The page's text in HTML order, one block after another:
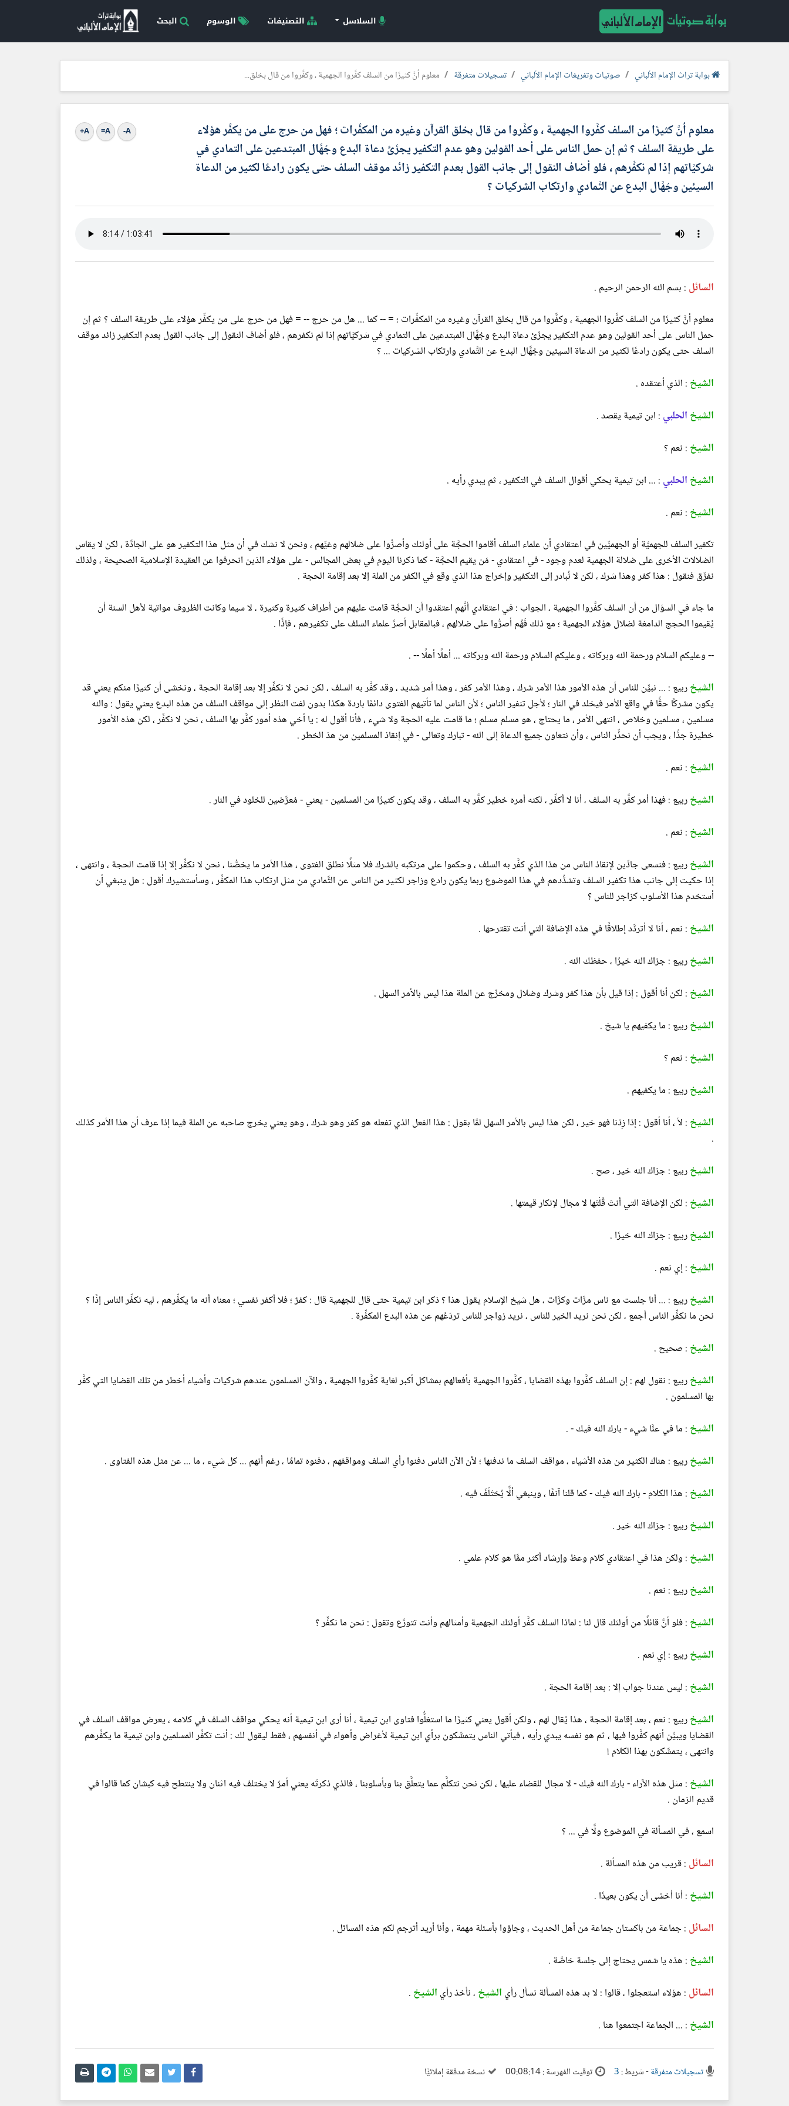
السلاسل التصنيفات الوسوم البحث
بوابة تراث الإمام الألباني صوتيات وتفريغات الإمام الألباني تسجيلات متفرقة معلوم أنَّ كثيرًا من السلف كفَّروا الجهمية ، وكفَّروا من قال بخلق...
معلوم أنَّ كثيرًا من السلف كفَّروا الجهمية ، وكفَّروا من قال بخلق القرآن وغيره من المكفِّرات ؛ فهل من حرج على من يكفِّر هؤلاء
على طريقة السلف ؟ ثم إن حمل الناس على أحد القولين وهو عدم التكفير يجرِّئ دعاة البدع وجُهَّال المبتدعين على التمادي في
شركيَّاتهم إذا لم نكفِّرهم ، فلو أضاف النقول إلى جانب القول بعدم التكفير زائد موقف السلف حتى يكون رادعًا لكثير من الدعاة
السيئين وجُهَّال البدع عن التَّمادي وارتكاب الشركيات ؟
A-
A=
A+
السائل : بسم الله الرحمن الرحيم .
معلوم أنَّ كثيرًا من السلف كفَّروا الجهمية ، وكفَّروا من قال بخلق القرآن وغيره من المكفِّرات ؛ = -- كما ... هل من حرج -- = فهل من حرج على من يكفِّر هؤلاء على طريقة السلف ؟ ثم إن
حمل الناس على أحد القولين وهو عدم التكفير يجرِّئ دعاة البدع وجُهَّال المبتدعين على التمادي في شركيَّاتهم إذا لم نكفرهم ، فلو أضاف النقول إلى جانب القول بعدم التكفير زائد موقف
السلف حتى يكون رادعًا لكثير من الدعاة السيئين وجُهَّال البدع عن التَّمادي وارتكاب الشركيات ... ؟
الشيخ : الذي أعتقده .
الشيخ الحلبي : ابن تيمية يقصد .
الشيخ : نعم ؟
الشيخ الحلبي : ... ابن تيمية يحكي أقوال السلف في التكفير ، ثم يبدي رأيه .
الشيخ : نعم .
تكفير السلف للجهميَّة أو الجهميِّين في اعتقادي أن علماء السلف أقاموا الحجَّة على أولئك وأصرُّوا على ضلالهم وغيِّهم ، ونحن لا نشك في أن مثل هذا التكفير هو على الجادَّة ، لكن لا يقاس
الضلالات الأخرى على ضلالة الجهمية لعدم وجود - في اعتقادي - مَن يقيم الحجَّة - كما ذكرنا اليوم في بعض المجالس - على هؤلاء الذين انحرفوا عن العقيدة الإسلامية الصحيحة ، ولذلك
نفرِّق فنقول : هذا كفر وهذا شرك ، لكن لا نُبادر إلى التكفير وإخراج هذا الذي وقع في الكفر من الملة إلا بعد إقامة الحجة .
ما جاء في السؤال من أن السلف كفَّروا الجهمية ، الجواب : في اعتقادي أنَّهم اعتقدوا أن الحجَّة قامت عليهم من أطراف كثيرة وكثيرة ، لا سيما وكانت الظروف مواتية لأهل السنة أن
يُقيموا الحجج الدامغة لضلال هؤلاء الجهمية ؛ مع ذلك فَهُم أصرُّوا على ضلالهم ، فبالمقابل أصرَّ علماء السلف على تكفيرهم ، فإذًا .
-- وعليكم السلام ورحمة الله وبركاته ، وعليكم السلام ورحمة الله وبركاته ... أهلًا أهلًا -- .
الشيخربيع : ... نبيِّن للناس أن هذه الأمور هذا الأمر شرك ، وهذا الأمر كفر ، وهذا أمر شديد ، وقد كفَّر به السلف ، لكن نحن لا نكفِّر إلا بعد إقامة الحجة ، ونخشى أن كثيرًا منكم يعني قد
يكون مشركًا حقًّا في واقع الأمر فيخلد في النار ؛ لأجل تنفير الناس ؛ لأن الناس لما تأتيهم الفتوى دائمًا باردة هكذا بدون لفت النظر إلى مواقف السلف من هذه البدع يعني يقول : والله
مسلمين ، مسلمين وخلاص ، انتهى الأمر ، ما يحتاج ، هو مسلم مسلم ؛ ما قامت عليه الحجة ولا شيء ، فأنا أقول له : يا أخي هذه أمور كفَّر بها السلف ، نحن لا نكفِّر ، لكن هذه الأمور
خطيرة جدًّا ، ويجب أن نحذِّر الناس ، وأن نتعاون جميع الدعاة إلى الله - تبارك وتعالى - في إنقاذ المسلمين من هذ الخطر .
الشيخ : نعم .
الشيخربيع : فهذا أمر كفَّر به السلف ، أنا لا أكفِّر ، لكنه أمره خطير كفَّر به السلف ، وقد يكون كثيرًا من المسلمين - يعني - مُعرَّضين للخلود في النار .
الشيخ : نعم .
الشيخربيع : فنسعى جادِّين لإنقاذ الناس من هذا الذي كفَّر به السلف ، وحكموا على مرتكبه بالشرك فلا مثلًا نطلق الفتوى ، هذا الأمر ما يخصُّنا ، نحن لا نكفِّر إلا إذا قامت الحجة ، وانتهى ،
إذا حكيت إلى جانب هذا تكفير السلف وتشدُّدهم في هذا الموضوع ربما يكون رادع وزاجر لكثير من الناس عن التَّمادي من مثل ارتكاب هذا المكفِّر ، وسأستشيرك أقول : هل ينبغي أن
أستخدم هذا الأسلوب كزاجر للناس ؟
الشيخ : نعم ، أنا لا أتردَّد إطلاقًا في هذه الإضافة التي أنت تقترحها .
الشيخربيع : جزاك الله خيرًا ، حفظك الله .
الشيخ : لكن أنا أقول : إذا قيل بأن هذا كفر وشرك وضلال ومخرِّج عن الملة هذا ليس بالأمر السهل .
الشيخربيع : ما يكفيهم يا شيخ .
الشيخ : نعم ؟
الشيخربيع : ما يكفيهم .
الشيخ : لأ ، أنا أقول : إذا زِدْنا فهو خير ، لكن هذا ليس بالأمر السهل لمَّا بقول : هذا الفعل الذي تفعله هو كفر وهو شرك ، وهو يعني يخرج صاحبه عن الملة فيما إذا عرف أن هذا الأمر كذلك
.
الشيخربيع : جزاك الله خير ، صح .
الشيخ : لكن الإضافة التي أنتَ قُلْتَها لا مجال لإنكار قيمتها .
الشيخربيع : جزاك الله خيرًا .
الشيخ : إي نعم .
الشيخربيع : ... أنا جلست مع ناس مرَّات وكرَّات ، هل شيخ الإسلام يقول هذا ؟ ذكر ابن تيمية حتى قال للجهمية قال : كفرٌ ؛ فلا أكفر نفسي ؛ معناه أنه ما يكفِّرهم ، ليه نكفِّر الناس إذًا ؟
نحن ما نكفِّر الناس أجمع ، لكن نحن نريد الخير للناس ، نريد زواجر للناس تردَعُهم عن هذه البدع المكفِّرة .
الشيخ : صحيح .
الشيخربيع : نقول لهم : إن السلف كفَّروا بهذه القضايا ، كفَّروا الجهمية بأفعالهم بمشاكل أكبر لغاية كفَّروا الجهمية ، والآن المسلمون عندهم شركيات وأشياء أخطر من تلك القضايا التي كفَّر
بها المسلمون .
الشيخ : ما في عنَّا شيء - بارك الله فيك - .
الشيخربيع : هناك الكثير من هذه الأشياء ، مواقف السلف ما ندفنها ؛ لأن الآن الناس دفنوا رأي السلف ومواقفهم ، دفنوه تمامًا ، رغم أنهم ... كل شيء ، ما ... عن مثل هذه الفتاوى .
الشيخ : هذا الكلام - بارك الله فيك - كما قلنا آنفًا ، وينبغي ألَّا يُختَلَفَ فيه .
الشيخربيع : جزاك الله خير .
الشيخ : ولكن هذا في اعتقادي كلام وعظ وإرشاد أكثر ممَّا هو كلام علمي .
الشيخربيع : نعم .
الشيخ : فلو أنَّ قائلًا من أولئك قال لنا : لماذا السلف كفَّر أولئك الجهمية وأمثالهم وأنت تتورَّع وتقول : نحن ما نكفِّر ؟
الشيخربيع : إي نعم .
الشيخ : ليس عندنا جواب إلا : بعد إقامة الحجة .
الشيخربيع : نعم ، بعد إقامة الحجة ، هذا يُقال لهم ، ولكن أقول يعني كثيرًا ما استغلُّوا فتاوى ابن تيمية ، أنا أرى ابن تيمية أنه يحكي مواقف السلف في كلامه ، يعرض مواقف السلف في
القضايا ويبيِّن أنهم كفَّروا فيها ، ثم هو نفسه يبدي رأيه ، فيأتي الناس يتمسَّكون برأي ابن تيمية لأغراض وأهواء في أنفسهم ، فقط ليقول لك : أنت تكفِّر المسلمين وابن تيمية ما يكفِّرهم
وانتهى ، يتمسَّكون بهذا الكلام !
الشيخ : مثل هذه الآراء - بارك الله فيك - لا مجال للقضاء عليها ، لكن نحن نتكلَّم عما يتعلَّق بنا وبأسلوبنا ، فالذي ذكرتَه يعني أمرٌ لا يختلف فيه اثنان ولا ينتطح فيه كبشان كما قالوا في
قديم الزمان .
اسمع ، في المسألة في الموضوع ولَّا في ... ؟
السائل : قريب من هذه المسألة .
الشيخ : أنا أخشى أن يكون بعيدًا .
السائل : جماعة من باكستان جماعة من أهل الحديث ، وجاؤوا بأسئلة مهمة ، وأنا أريد أترجم لكم هذه المسائل .
الشيخ : هذه يا شمس يحتاج إلى جلسة خاصَّة .
السائل : هؤلاء استعجلوا ، قالوا : لا بد هذه المسألة نسأل رأي الشيخ ، نأخذ رأي الشيخ .
الشيخ : ... الجماعة اجتمعوا هنا .
تسجيلات متفرقة- شريط :3 توقيت الفهرسة : 00:08:14 نسخة مدققة إملائيًّا